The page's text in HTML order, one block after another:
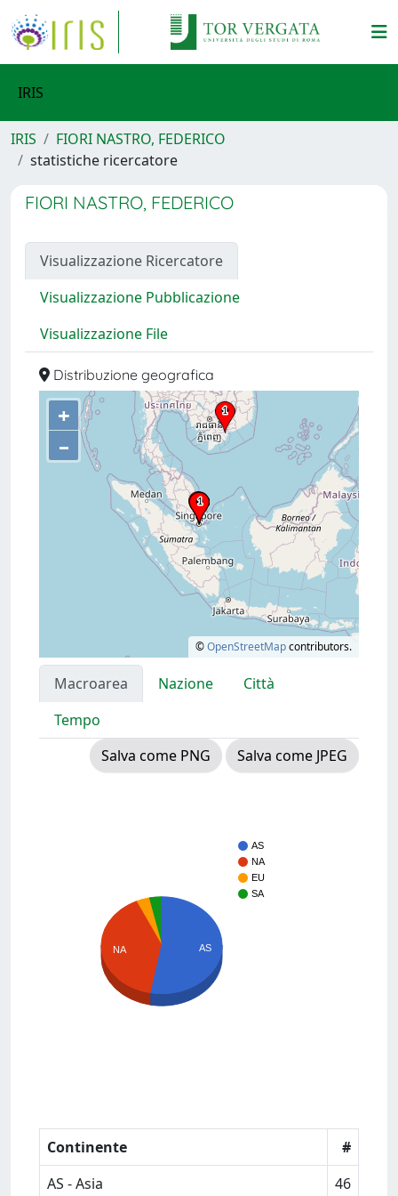
IRIS
IRIS
FIORI NASTRO, FEDERICO
statistiche ricercatore
FIORI NASTRO, FEDERICO
Visualizzazione Ricercatore
Visualizzazione Pubblicazione
Visualizzazione File
Distribuzione geografica
+
–
©OpenStreetMapcontributors.
Macroarea Nazione
Città
Tempo
Salva come PNG
Salva come JPEG
AS
NA
EU
SA
NA AS
Continente
#
AS - Asia
46